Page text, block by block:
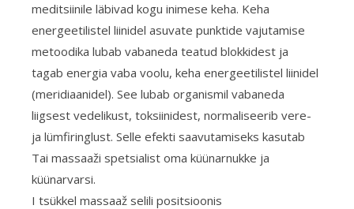
meditsiinile läbivad kogu inimese keha. Keha
energeetilistel liinidel asuvate punktide vajutamise
metoodika lubab vabaneda teatud blokkidest ja
tagab energia vaba voolu, keha energeetilistel liinidel
(meridiaanidel). See lubab organismil vabaneda
liigsest vedelikust, toksiinidest, normaliseerib vere-
ja lümfiringlust. Selle efekti saavutamiseks kasutab
Tai massaaži spetsialist oma küünarnukke ja
küünarvarsi.
I tsükkel massaaž selili positsioonis